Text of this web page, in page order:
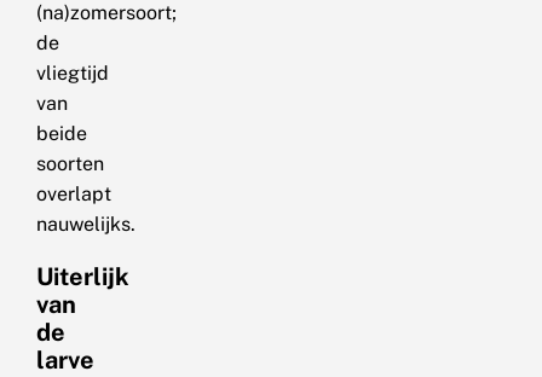
(na)zomersoort;
de
vliegtijd
van
beide
soorten
overlapt
nauwelijks.
Uiterlijk
van
de
larve